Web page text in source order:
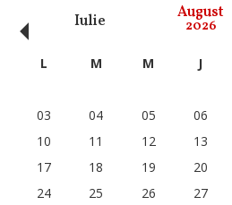
Iulie August
2026
‹ L M M J
03
04 05 06
10
11 12 13
17
18 19 20
24
25 26 27